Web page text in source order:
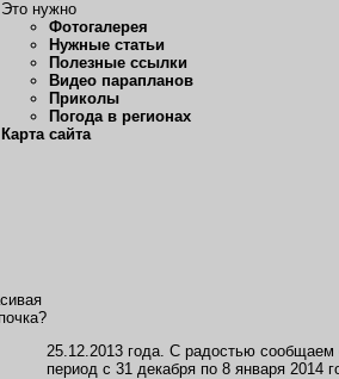
Это нужно
Фотогалерея
Нужные статьи
Полезные ссылки
Видео парапланов
Приколы
Погода в регионах
Карта сайта
25.12.2013 года. С радостью
период с 31 декабря по 8 января 2014